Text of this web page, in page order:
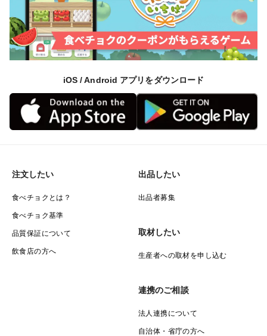
iOS / Android アプリをダウンロード
注文したい
食べチョクとは？
食べチョク基準
品質保証について
飲食店の方へ
出品したい
出品者募集
取材したい
生産者への取材を申し込む
連携のご相談
法人連携について
自治体・省庁の方へ